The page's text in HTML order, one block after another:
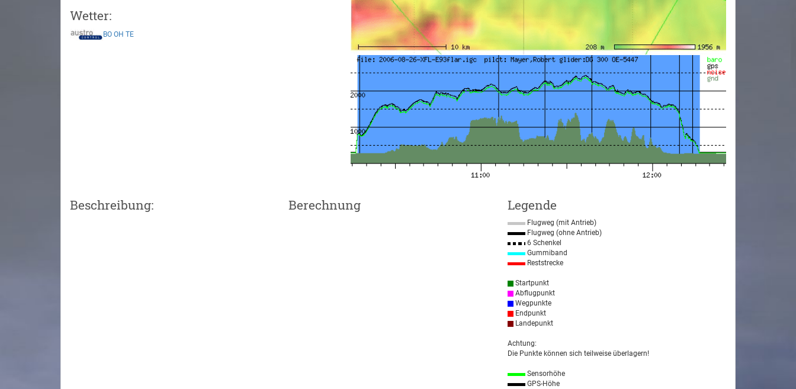
Wetter:
BO OH TE
Beschreibung: Berechnung Legende
Flugweg (mit Antrieb)
Flugweg (ohne Antrieb)
6 Schenkel
Gummiband
Reststrecke
Startpunkt
Abflugpunkt
Wegpunkte
Endpunkt
Landepunkt
Achtung:
Die Punkte können sich teilweise überlagern!
Sensorhöhe
GPS-Höhe